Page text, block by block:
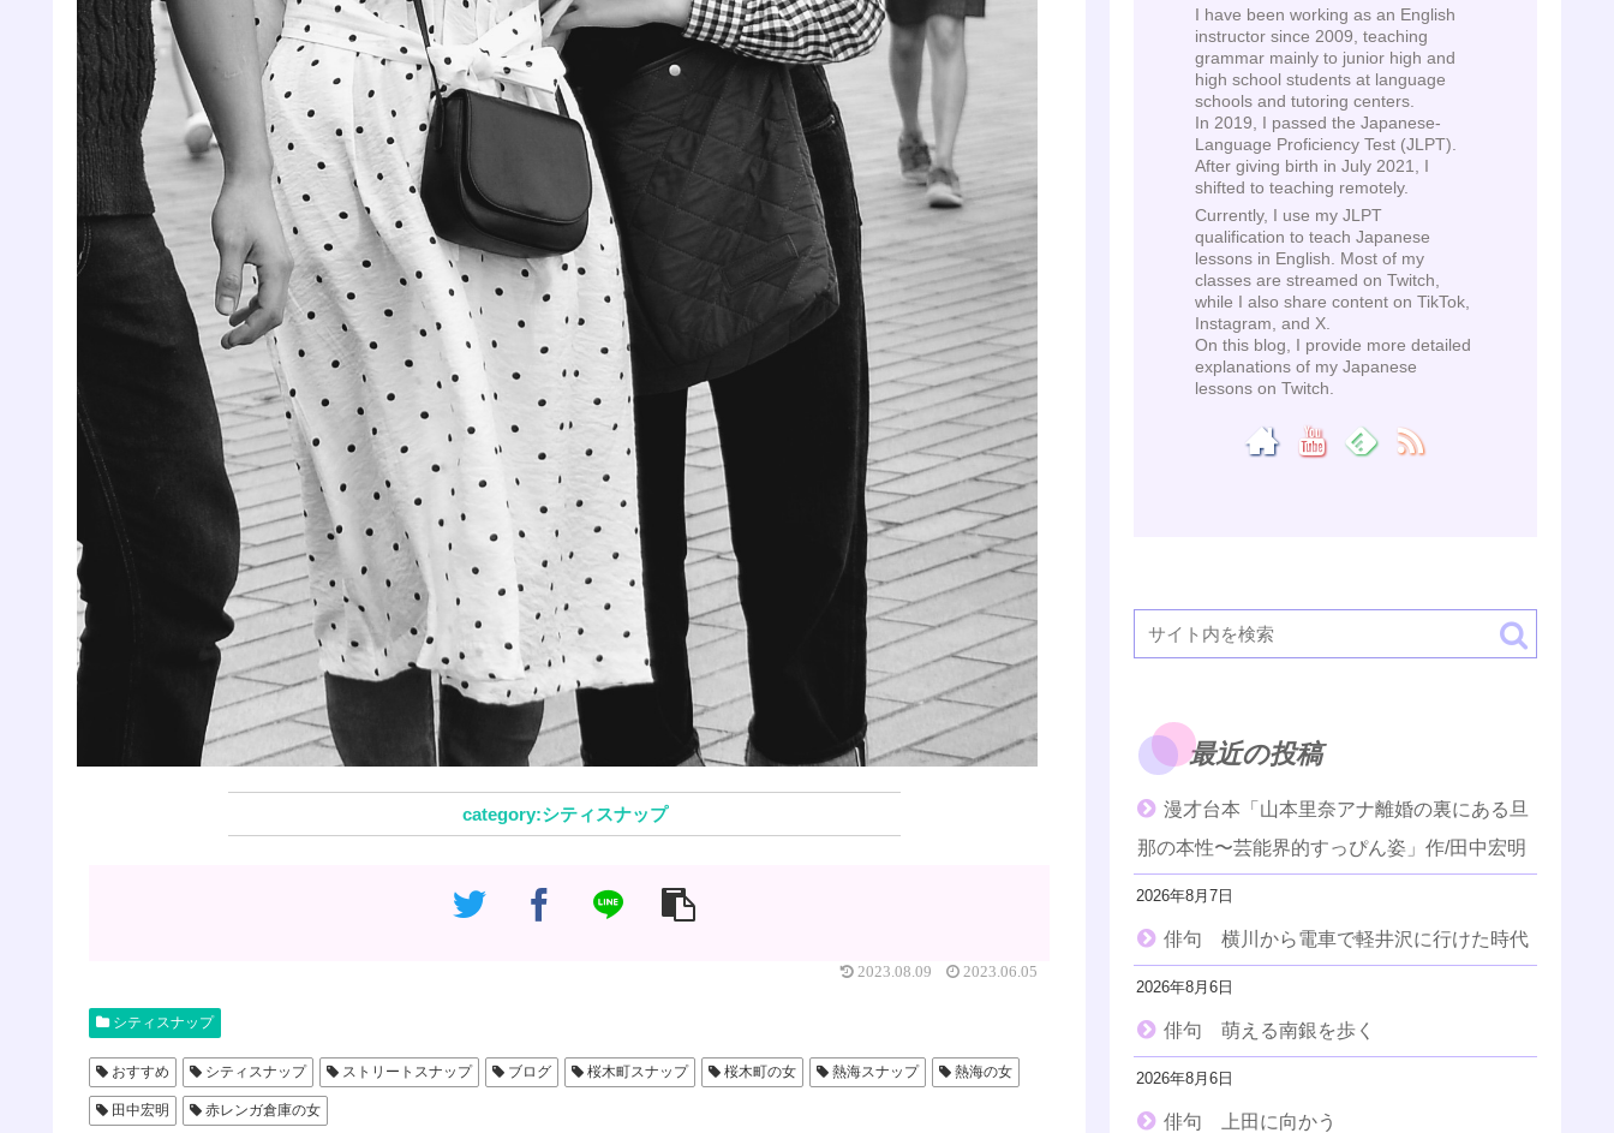
シティスナップ
2023.08.09 2023.06.05
シティスナップ
おすすめ シティスナップ ストリートスナップ ブログ 桜木町スナップ 桜木町の女 熱海スナップ 熱海の女
田中宏明 赤レンガ倉庫の女
I have been working as an English
instructor since 2009, teaching
grammar mainly to junior high and
high school students at language
schools and tutoring centers.
In 2019, I passed the Japanese-
Language Proficiency Test (JLPT).
After giving birth in July 2021, I
shifted to teaching remotely.
Currently, I use my JLPT
qualification to teach Japanese
lessons in English. Most of my
classes are streamed on Twitch,
while I also share content on TikTok,
Instagram, and X.
On this blog, I provide more detailed
explanations of my Japanese
lessons on Twitch.
最近の投稿
漫才台本「山本里奈アナ離婚の裏にある旦
那の本性〜芸能界的すっぴん姿」作/田中宏明
2026年8月7日
俳句 横川から電車で軽井沢に行けた時代
2026年8月6日
俳句 萌える南銀を歩く
2026年8月6日
俳句 上田に向かう